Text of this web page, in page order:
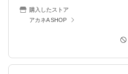
購入したストア
アカネA SHOP